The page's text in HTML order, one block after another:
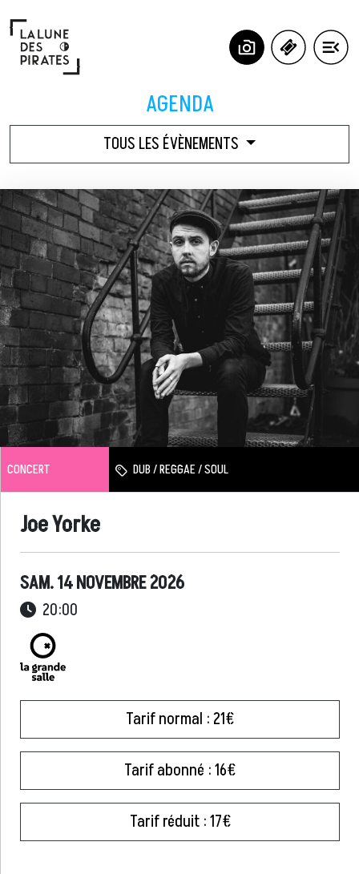
AGENDA
TOUS LES ÉVÈNEMENTS
CONCERT DUB / REGGAE / SOUL
Joe Yorke
SAM. 14 NOVEMBRE 2026
20:00
Tarif normal : 21€
Tarif abonné : 16€
Tarif réduit : 17€